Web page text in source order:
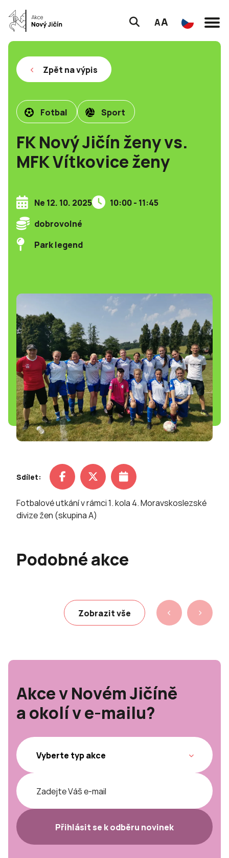
AA
Zpět na výpis
Fotbal Sport
FK Nový Jičín ženy vs.
MFK Vítkovice ženy
Ne 12. 10. 2025
10:00 - 11:45
dobrovolné
Park legend
Sdílet:
Fotbalové utkání v rámci 1. kola 4. Moravskoslezské
divize žen (skupina A)
Podobné akce
Zobrazit vše
Akce v Novém Jičíně
a okolí v e-mailu?
Přihlásit se k odběru novinek